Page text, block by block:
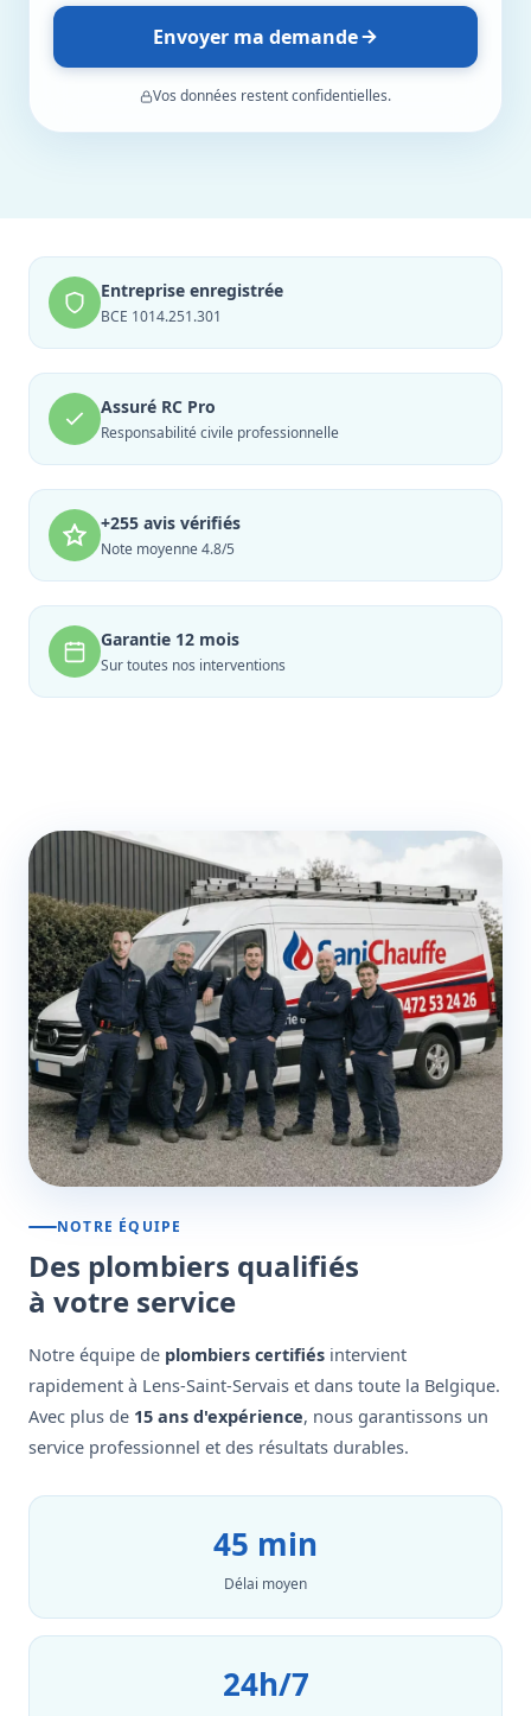
Envoyer ma demande
Vos données restent confidentielles.
Entreprise enregistrée
BCE 1014.251.301
Assuré RC Pro
Responsabilité civile professionnelle
+255 avis vérifiés
Note moyenne 4.8/5
Garantie 12 mois
Sur toutes nos interventions
NOTRE ÉQUIPE
Des plombiers qualifiés
à votre service
Notre équipe de plombiers certifiés intervient
rapidement à Lens-Saint-Servais et dans toute la Belgique.
Avec plus de 15 ans d'expérience, nous garantissons un
service professionnel et des résultats durables.
45 min
Délai moyen
24h/7